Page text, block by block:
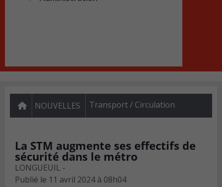
NOUVELLES Transport / Circulation
La STM augmente ses effectifs de
sécurité dans le métro
LONGUEUIL -
Publié le 11 avril 2024 à 08h04